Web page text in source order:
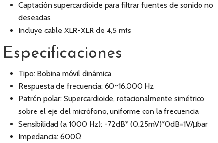
Captación supercardioide para filtrar fuentes de sonido no
deseadas
Incluye cable XLR-XLR de 4,5 mts
Especificaciones
Tipo: Bobina móvil dinámica
Respuesta de frecuencia: 60~16.000 Hz
Patrón polar: Supercardioide, rotacionalmente simétrico
sobre el eje del micrófono, uniforme con la frecuencia
Sensibilidad (a 1000 Hz): -72dB* (0,25mV)*0dB=1V/μbar
Impedancia: 600Ω